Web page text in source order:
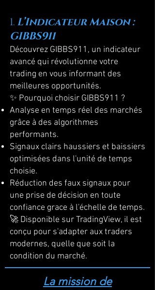
1. L’Indicateur Maison :
GIBBS911
Découvrez GIBBS911, un indicateur
avancé qui révolutionne votre
trading en vous informant des
meilleures opportunités.
✨ Pourquoi choisir GIBBS911 ?
Analyse en temps réel des marchés
grâce à des algorithmes
performants.
Signaux clairs haussiers et baissiers
optimisées dans l'unité de temps
choisie.
Réduction des faux signaux pour
une prise de décision en toute
confiance grace à l'échelle de temps.
🚀 Disponible sur TradingView, il est
conçu pour s'adapter aux traders
modernes, quelle que soit la
condition du marché.
La mission de